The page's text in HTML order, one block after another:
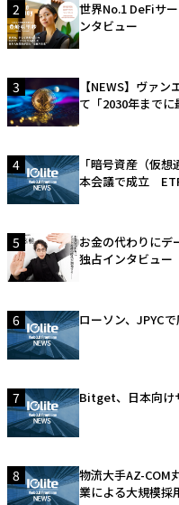
2
世界No.1 DeFiサ
ンタビュー
3
【NEWS】ヴァ
て「2030年まで
4
「暗号資産（仮
本会議で成立
5
お金の代わりに
独占インタビュー
6 ローソン、JPYC
7 Bitget、日本向け
8
物流大手AZ-COM
業による大規模採